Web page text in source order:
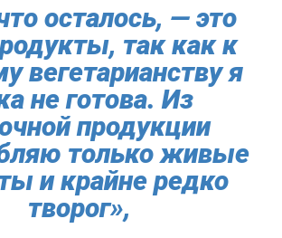
осталось, — это
так как к
вегетарианству я
не готова. Из
продукции
только живые
и крайне редко
творог»,